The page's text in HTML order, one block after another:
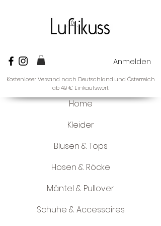
Anmelden
Home
Kostenloser Versand nach Deutschland und Österreich
ab 49 € Einkaufswert
Kleider
Blusen & Tops
Hosen & Röcke
Mäntel & Pullover
Schuhe & Accessoires